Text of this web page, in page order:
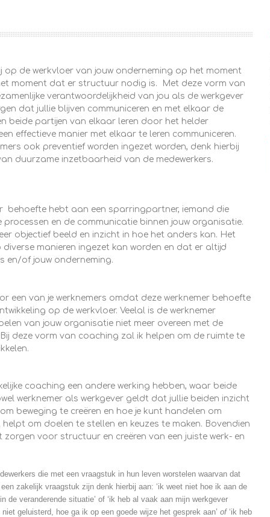
op de werkvloer van jouw onderneming op het moment
moment dat er structuur nodig is. Met deze vorm van
verantwoordelijkheid van jou als de werkgever
dat jullie blijven communiceren en met elkaar de
beide partijen van elkaar leren door het helder
effectieve manier met elkaar te leren communiceren.
ook preventief worden ingezet worden, denk hierbij
duurzame inzetbaarheid van de medewerkers.
behoefte hebt aan een sparringpartner, iemand die
en de communicatie binnen jouw organisatie.
objectief beeld en inzicht in hoe het anders kan. Het
manieren ingezet kan worden en dat er altijd
en/of jouw onderneming.
een van je werknemers omdat deze werknemer behoefte
op de werkvloer. Veelal is de werknemer
van jouw organisatie niet meer overeen met de
deze vorm van coaching zal ik helpen om de ruimte te
coaching een andere werking hebben, waar beide
werknemer als werkgever geldt dat jullie beiden inzicht
beweging te creëren en hoe je kunt handelen om
om doelen te stellen en keuzes te maken. Bovendien
voor structuur en creëren van een juiste werk- en
die met een vraagstuk in hun leven worstelen waarvan dat
zakelijk vraagstuk zijn denk hierbij aan: ‘ik weet niet hoe ik aan de
de veranderende situatie’ of ‘ik heb al vaak aan mijn werkgever
geluisterd, hoe ga ik op een goede wijze het gesprek aan’ of‘ik heb